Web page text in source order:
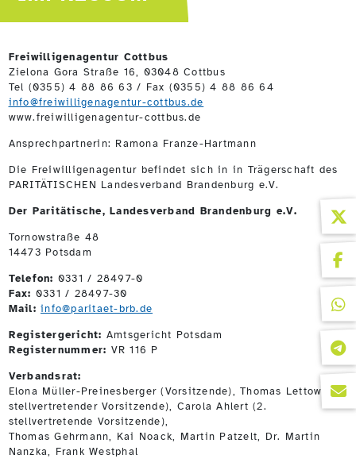
Freiwilligenagentur Cottbus
Zielona Gora Straße 16, 03048 Cottbus
Tel (0355) 4 88 86 63 / Fax (0355) 4 88 86 64
info@freiwilligenagentur-cottbus.de
www.freiwilligenagentur-cottbus.de
Ansprechpartnerin: Ramona Franze-Hartmann
Die Freiwilligenagentur befindet sich in in Trägerschaft des
PARITÄTISCHEN Landesverband Brandenburg e.V.
Der Paritätische, Landesverband Brandenburg e.V.
Tornowstraße 48
14473 Potsdam
Telefon: 0331 / 28497-0
Fax: 0331 / 28497-30
Mail: info@paritaet-brb.de
Registergericht: Amtsgericht Potsdam
Registernummer: VR 116 P
Verbandsrat:
Elona Müller-Preinesberger (Vorsitzende), Thomas Lettow (1.
stellvertretender Vorsitzende), Carola Ahlert (2.
stellvertretende Vorsitzende),
Thomas Gehrmann, Kai Noack, Martin Patzelt, Dr. Martin
Nanzka, Frank Westphal